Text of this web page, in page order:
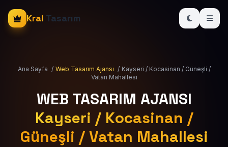
Kral Tasarım
Ana Sayfa / Web Tasarım Ajansı / Kayseri / Kocasinan / Güneşli /
Vatan Mahallesi
WEB TASARIM AJANSI
Kayseri / Kocasinan /
Güneşli / Vatan Mahallesi